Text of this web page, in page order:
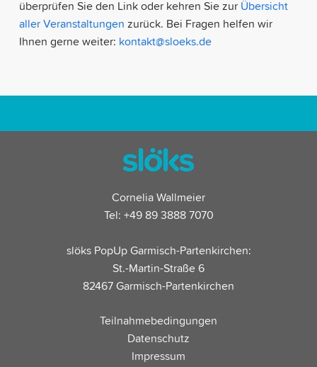
überprüfen Sie den Link oder kehren Sie zur Übersicht
aller Veranstaltungen zurück. Bei Fragen helfen wir
Ihnen gerne weiter: kontakt@sloeks.de
Cornelia Wallmeier
Tel: +49 89 3888 7070
slöks PopUp Garmisch-Partenkirchen:
St.-Martin-Straße 6
82467 Garmisch-Partenkirchen
Teilnahmebedingungen
Datenschutz
Impressum